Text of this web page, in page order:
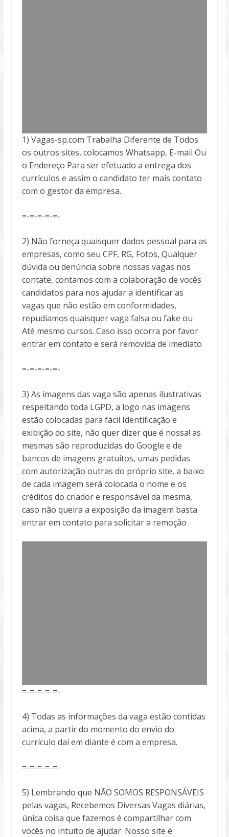
1) Vagas-sp.com Trabalha Diferente de Todos
os outros sites, colocamos Whatsapp, E-mail Ou
o Endereço Para ser efetuado a entrega dos
currículos e assim o candidato ter mais contato
com o gestor da empresa.
=-=-=-=-=-
2) Não forneça quaisquer dados pessoal para as
empresas, como seu CPF, RG, Fotos, Qualquer
dúvida ou denúncia sobre nossas vagas nos
contate, contamos com a colaboração de vocês
candidatos para nos ajudar a identificar as
vagas que não estão em conformidades,
repudiamos quaisquer vaga falsa ou fake ou
Até mesmo cursos. Caso isso ocorra por favor
entrar em contato e será removida de imediato
=-=-=-=-=-
3) As imagens das vaga são apenas ilustrativas
respeitando toda LGPD, a logo nas imagens
estão colocadas para fácil Identificação e
exibição do site, não quer dizer que é nossa! as
mesmas são reproduzidas do Google e de
bancos de imagens gratuitos, umas pedidas
com autorização outras do próprio site, a baixo
de cada imagem será colocada o nome e os
créditos do criador e responsável da mesma,
caso não queira a exposição da imagem basta
entrar em contato para solicitar a remoção
=-=-=-=-=-
4) Todas as informações da vaga estão contidas
acima, a partir do momento do envio do
currículo daí em diante é com a empresa.
=-=-=-=-=-
5) Lembrando que NÃO SOMOS RESPONSÁVEIS
pelas vagas, Recebemos Diversas Vagas diárias,
única coisa que fazemos é compartilhar com
vocês no intuito de ajudar. Nosso site é